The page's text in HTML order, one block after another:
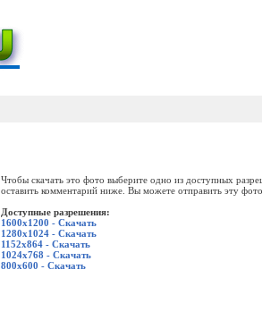
Чтобы скачать это фото выберите одно из доступных
оставить комментарий ниже. Вы можете отправить эту
Доступные разрешения:
1600x1200 - Скачать
1280x1024 - Скачать
1152x864 - Скачать
1024x768 - Скачать
800x600 - Скачать